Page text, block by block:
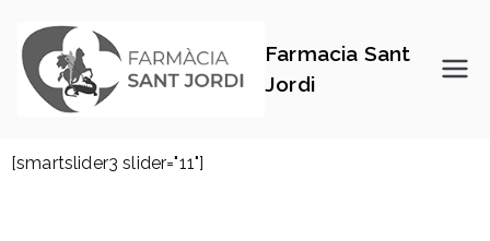
Farmacia Sant
Jordi
[smartslider3 slider="11"]